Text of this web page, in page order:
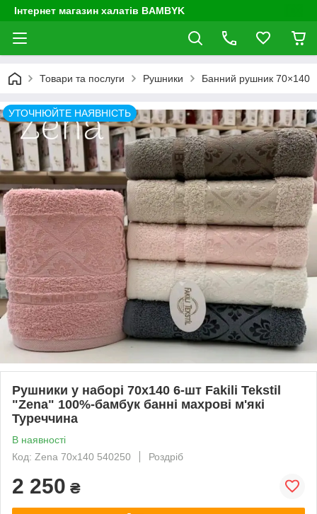
Інтернет магазин халатів BAMBYK
Товари та послуги Рушники Банний рушник 70×140
УТОЧНЮЙТЕ НАЯВНІСТЬ
Рушники у наборі 70x140 6-шт Fakili Tekstil
"Zena" 100%-бамбук банні махрові м'які
Туреччина
В наявності
Код: Zena 70x140 540250
Роздріб
2 250 ₴